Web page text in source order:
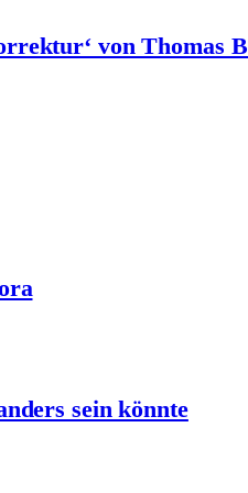
von Thomas
sein könnte